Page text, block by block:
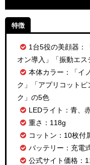
特徴
1台5役の美顔器：
オン導入」「振動エス
本体カラー：「イ
ク」「アプリコット
ク」の5色
LEDライト：青、
重さ：118g
コットン：10枚付
バッテリー：充電
公式サイト価格：